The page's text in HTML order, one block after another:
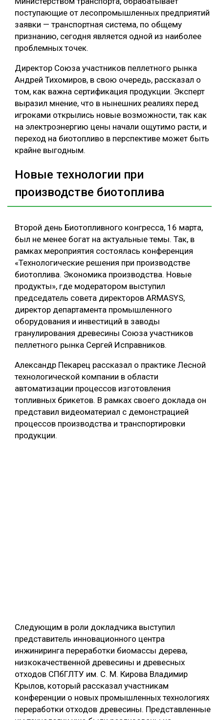
поступающие от лесопромышленных предприятий
заявки — транспортная система, по общему
признанию, сегодня является одной из наиболее
проблемных точек.
Директор Союза участников пеллетного рынка
Андрей Тихомиров, в свою очередь, рассказал о
том, как важна сертификация продукции. Эксперт
выразил мнение, что в нынешних реалиях перед
игроками открылись новые возможности, так как
на электроэнергию цены начали ощутимо расти, и
переход на биотопливо в перспективе может быть
крайне выгодным.
Новые технологии при
производстве биотоплива
Второй день Биотопливного конгресса, 16 марта,
был не менее богат на актуальные темы. Так, в
рамках мероприятия состоялась конференция
«Технологические решения при производстве
биотоплива. Экономика производства. Новые
продукты», где модератором выступил
председатель совета директоров ARMASYS,
директор департамента промышленного
оборудования и инвестиций в заводы
гранулирования древесины Союза участников
пеллетного рынка Сергей Исправников.
Александр Пекарец рассказал о практике Лесной
технологической компании в области
автоматизации процессов изготовления
топливных брикетов. В рамках своего доклада он
представил видеоматериал с демонстрацией
процессов производства и транспортировки
продукции.
Следующим в роли докладчика выступил
представитель инновационного центра
инжиниринга переработки биомассы дерева,
низкокачественной древесины и древесных
отходов СПбГЛТУ им. С. М. Кирова Владимир
Крылов, который рассказал участникам
конференции о новых промышленных технологиях
переработки отходов древесины. Представленные